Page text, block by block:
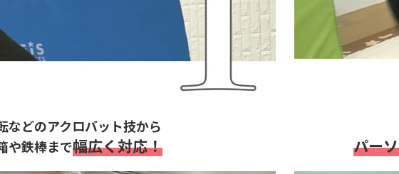
などのアクロバット技から
や鉄棒まで幅広く対応！ パー